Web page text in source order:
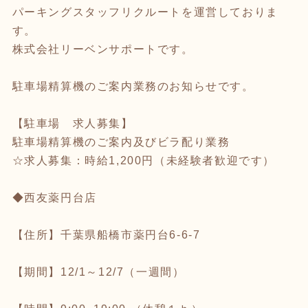
パーキングスタッフリクルートを運営しておりま
す。
株式会社リーベンサポートです。
駐車場精算機のご案内業務のお知らせです。
【駐車場 求人募集】
駐車場精算機のご案内及びビラ配り業務
☆求人募集：時給1,200円（未経験者歓迎です）
◆西友薬円台店
【住所】千葉県船橋市薬円台6-6-7
【期間】12/1～12/7（一週間）